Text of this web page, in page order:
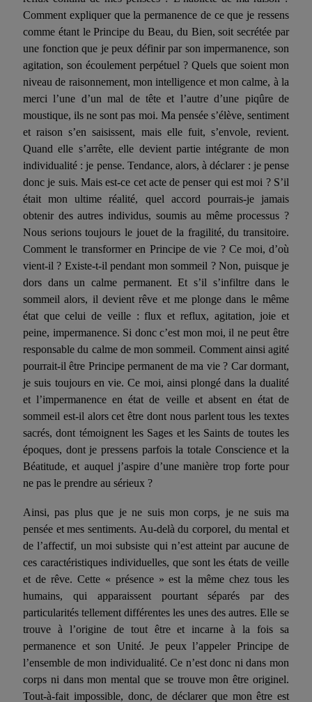
Comment expliquer que la permanence de ce que je ressens
comme étant le Principe du Beau, du Bien, soit secrétée par
une fonction que je peux définir par son impermanence, son
agitation, son écoulement perpétuel ? Quels que soient mon
niveau de raisonnement, mon intelligence et mon calme, à la
merci l’une d’un mal de tête et l’autre d’une piqûre de
moustique, ils ne sont pas moi. Ma pensée s’élève, sentiment
et raison s’en saisissent, mais elle fuit, s’envole, revient.
Quand elle s’arrête, elle devient partie intégrante de mon
individualité : je pense. Tendance, alors, à déclarer : je pense
donc je suis. Mais est-ce cet acte de penser qui est moi ? S’il
était mon ultime réalité, quel accord pourrais-je jamais
obtenir des autres individus, soumis au même processus ?
Nous serions toujours le jouet de la fragilité, du transitoire.
Comment le transformer en Principe de vie ? Ce moi, d’où
vient-il ? Existe-t-il pendant mon sommeil ? Non, puisque je
dors dans un calme permanent. Et s’il s’infiltre dans le
sommeil alors, il devient rêve et me plonge dans le même
état que celui de veille : flux et reflux, agitation, joie et
peine, impermanence. Si donc c’est mon moi, il ne peut être
responsable du calme de mon sommeil. Comment ainsi agité
pourrait-il être Principe permanent de ma vie ? Car dormant,
je suis toujours en vie. Ce moi, ainsi plongé dans la dualité
et l’impermanence en état de veille et absent en état de
sommeil est-il alors cet être dont nous parlent tous les textes
sacrés, dont témoignent les Sages et les Saints de toutes les
époques, dont je pressens parfois la totale Conscience et la
Béatitude, et auquel j’aspire d’une manière trop forte pour
ne pas le prendre au sérieux ?
Ainsi, pas plus que je ne suis mon corps, je ne suis ma
pensée et mes sentiments. Au-delà du corporel, du mental et
de l’affectif, un moi subsiste qui n’est atteint par aucune de
ces caractéristiques individuelles, que sont les états de veille
et de rêve. Cette « présence » est la même chez tous les
humains, qui apparaissent pourtant séparés par des
particularités tellement différentes les unes des autres. Elle se
trouve à l’origine de tout être et incarne à la fois sa
permanence et son Unité. Je peux l’appeler Principe de
l’ensemble de mon individualité. Ce n’est donc ni dans mon
corps ni dans mon mental que se trouve mon être originel.
Tout-à-fait impossible, donc, de déclarer que mon être est